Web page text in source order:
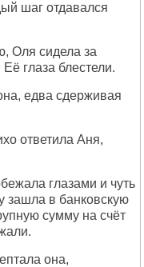
шаг отдавался
Оля сидела за
глаза блестели.
едва сдерживая
ответила Аня,
глазами и чуть
зашла в банковскую
сумму на счёт
она,